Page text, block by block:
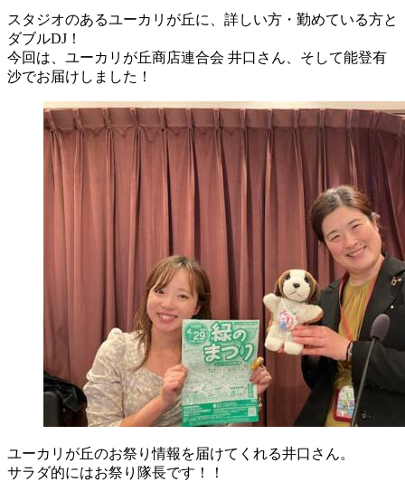
スタジオのあるユーカリが丘に、詳しい方・勤めている方と
ダブルDJ！
今回は、ユーカリが丘商店連合会 井口さん、そして能登有
沙でお届けしました！
ユーカリが丘のお祭り情報を届けてくれる井口さん。
サラダ的にはお祭り隊長です！！